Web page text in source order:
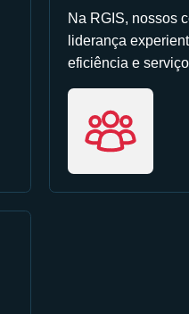
Na RGIS, nossos
liderança
eficiência e